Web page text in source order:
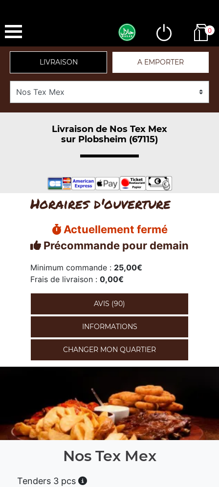
0
LIVRAISON A EMPORTER
Livraison de Nos Tex Mex
sur Plobsheim (67115)
Horaires d'ouverture
Actuellement fermé
Précommande pour demain
Minimum commande : 25,00€
Frais de livraison : 0,00€
AVIS (90)
INFORMATIONS
CHANGER MON QUARTIER
Nos Tex Mex
Tenders 3 pcs